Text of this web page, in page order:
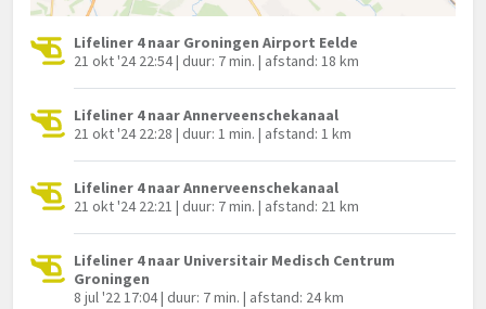
Lifeliner 4 naar Groningen Airport Eelde
21 okt '24 22:54 | duur: 7 min. | afstand: 18 km
Lifeliner 4 naar Annerveenschekanaal
21 okt '24 22:28 | duur: 1 min. | afstand: 1 km
Lifeliner 4 naar Annerveenschekanaal
21 okt '24 22:21 | duur: 7 min. | afstand: 21 km
Lifeliner 4 naar Universitair Medisch Centrum
Groningen
8 jul '22 17:04 | duur: 7 min. | afstand: 24 km